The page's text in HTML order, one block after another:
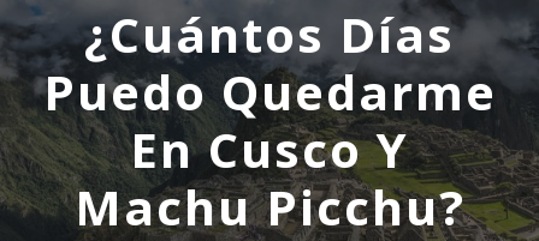
¿Cuántos Días
Puedo Quedarme
En Cusco Y
Machu Picchu?